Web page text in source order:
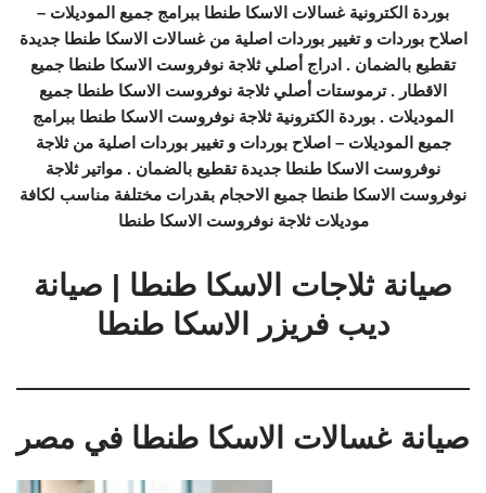
بوردة الكترونية غسالات الاسكا طنطا ببرامج جميع الموديلات –
اصلاح بوردات و تغيير بوردات اصلية من غسالات الاسكا طنطا جديدة
تقطيع بالضمان . ادراج أصلي ثلاجة نوفروست الاسكا طنطا جميع
الاقطار . ترموستات أصلي ثلاجة نوفروست الاسكا طنطا جميع
الموديلات . بوردة الكترونية ثلاجة نوفروست الاسكا طنطا ببرامج
جميع الموديلات – اصلاح بوردات و تغيير بوردات اصلية من ثلاجة
نوفروست الاسكا طنطا جديدة تقطيع بالضمان . مواتير ثلاجة
نوفروست الاسكا طنطا جميع الاحجام بقدرات مختلفة مناسب لكافة
موديلات ثلاجة نوفروست الاسكا طنطا
صيانة ثلاجات الاسكا طنطا | صيانة
ديب فريزر الاسكا طنطا
صيانة غسالات الاسكا طنطا في مصر